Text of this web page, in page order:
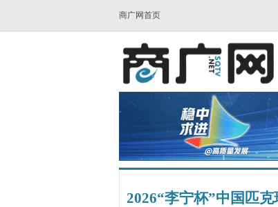
商广网首页
2026“李宁杯”中国匹